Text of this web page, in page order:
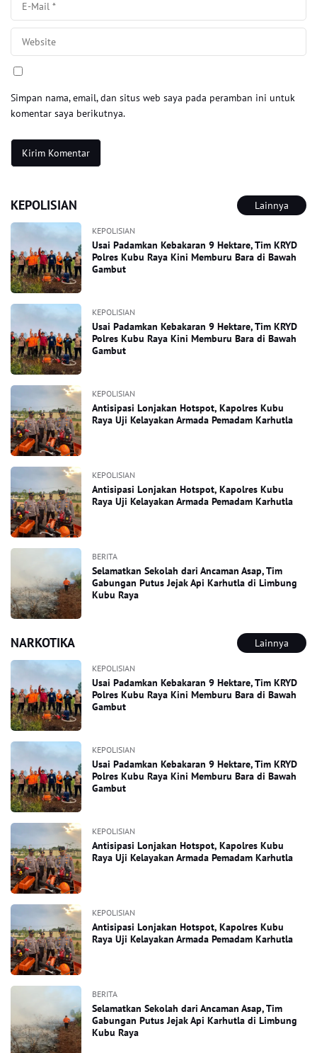
Simpan nama, email, dan situs web saya pada peramban ini untuk
komentar saya berikutnya.
KEPOLISIAN Lainnya
KEPOLISIAN
Usai Padamkan Kebakaran 9 Hektare, Tim KRYD
Polres Kubu Raya Kini Memburu Bara di Bawah
Gambut
KEPOLISIAN
Usai Padamkan Kebakaran 9 Hektare, Tim KRYD
Polres Kubu Raya Kini Memburu Bara di Bawah
Gambut
KEPOLISIAN
Antisipasi Lonjakan Hotspot, Kapolres Kubu
Raya Uji Kelayakan Armada Pemadam Karhutla
KEPOLISIAN
Antisipasi Lonjakan Hotspot, Kapolres Kubu
Raya Uji Kelayakan Armada Pemadam Karhutla
BERITA
Selamatkan Sekolah dari Ancaman Asap, Tim
Gabungan Putus Jejak Api Karhutla di Limbung
Kubu Raya
NARKOTIKA Lainnya
KEPOLISIAN
Usai Padamkan Kebakaran 9 Hektare, Tim KRYD
Polres Kubu Raya Kini Memburu Bara di Bawah
Gambut
KEPOLISIAN
Usai Padamkan Kebakaran 9 Hektare, Tim KRYD
Polres Kubu Raya Kini Memburu Bara di Bawah
Gambut
KEPOLISIAN
Antisipasi Lonjakan Hotspot, Kapolres Kubu
Raya Uji Kelayakan Armada Pemadam Karhutla
KEPOLISIAN
Antisipasi Lonjakan Hotspot, Kapolres Kubu
Raya Uji Kelayakan Armada Pemadam Karhutla
BERITA
Selamatkan Sekolah dari Ancaman Asap, Tim
Gabungan Putus Jejak Api Karhutla di Limbung
Kubu Raya